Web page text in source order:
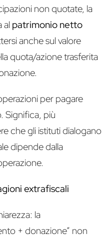
non quotate, la
al patrimonio netto
anche sul valore
quota/azione trasferita
per pagare
Significa, più
che gli istituti dialogano
dipende dalla
extrafiscali
la
+ donazione” non